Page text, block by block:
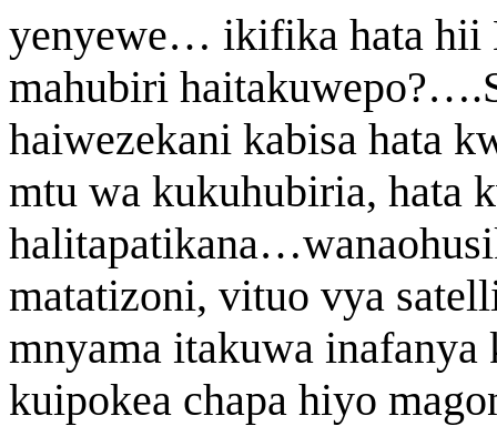
yenyewe… ikifika hata hii
mahubiri
haiwezekani kabisa hata
mtu wa kukuhubiria, hata
matatizoni, vituo vya
mnyama itakuwa
kuipokea chapa hiyo